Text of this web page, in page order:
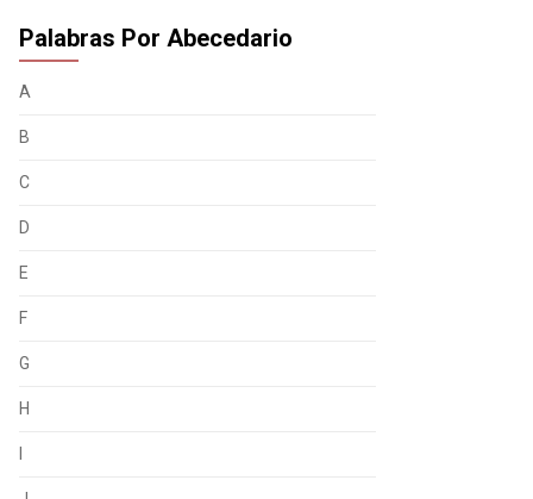
Palabras Por Abecedario
A
B
C
D
E
F
G
H